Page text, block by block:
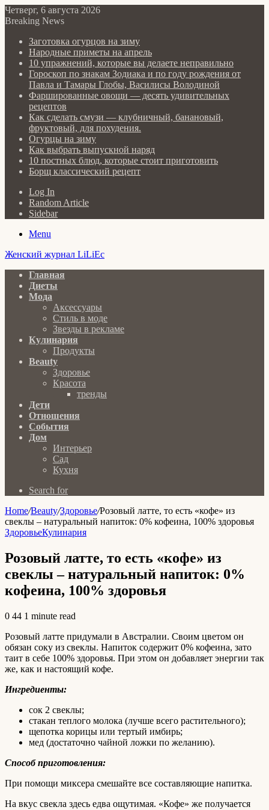
Четверг, 6 августа 2026
Breaking News
Заготовка огурцов на зиму
Народные приметы на апрель
10 упражнений, которые вы делаете неправильно
Гороскоп по знакам Зодиака и по году рождения от
Павла и Тамары Глобы, Василисы Володиной
Фаршированные овощи — десять удивительных
рецептов
Как сделать cмузи — клубничный, банановый,
фруктовый, для похудения.
Огурцы на зиму
Как выбрать выпускной наряд
10 постных блюд, которые стоит приготовить
Борщ классический рецепт
Log In
Random Article
Sidebar
Menu
Женский журнал LiLiEc
Главная
Диеты
Мода
Аксессуары
Стиль в моде
Звезды в рекламе
Кулинария
Продукты
Beauty
Здоровье
Красота
тренды
Дети
Отношения
События
Дом
Интерьер
Сад
Кухня
Search for
Home/Beauty/Здоровье/Розовый латте, то есть «кофе» из
свеклы – натуральный напиток: 0% кофеина, 100% здоровья
ЗдоровьеКулинария
Розовый латте, то есть «кофе» из
свеклы – натуральный напиток: 0%
кофеина, 100% здоровья
0 44 1 minute read
Розовый латте придумали в Австралии. Своим цветом он
обязан соку из свеклы. Напиток содержит 0% кофеина, зато
таит в себе 100% здоровья. При этом он добавляет энергии так
же, как и настоящий кофе.
Ингредиенты:
сок 2 свеклы;
стакан теплого молока (лучше всего растительного);
щепотка корицы или тертый имбирь;
мед (достаточно чайной ложки по желанию).
Способ приготовления:
При помощи миксера смешайте все составляющие напитка.
На вкус свекла здесь едва ощутимая. «Кофе» же получается